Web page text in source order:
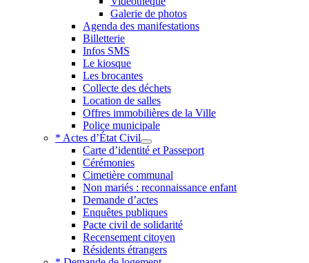
Galerie de photos
Agenda des manifestations
Billetterie
Infos SMS
Le kiosque
Les brocantes
Collecte des déchets
Location de salles
Offres immobilières de la Ville
Police municipale
* Actes d’État Civil
Carte d’identité et Passeport
Cérémonies
Cimetière communal
Non mariés : reconnaissance enfant
Demande d’actes
Enquêtes publiques
Pacte civil de solidarité
Recensement citoyen
Résidents étrangers